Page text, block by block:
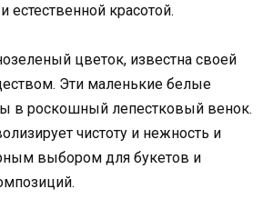
естественной красотой.
цветок, известна своей
Эти маленькие белые
в роскошный лепестковый венок.
чистоту и нежность и
выбором для букетов и